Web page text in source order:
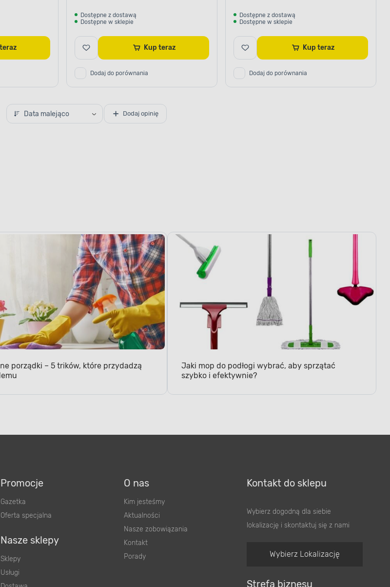
Kup teraz
Dostępne z dostawą
Dostępne w sklepie
Kup teraz
Dodaj do porównania
Dostępne z dostawą
Dostępne w sklepie
Kup teraz
Dodaj do porównania
Data malejąco Dodaj opinię
porządki – 5 trików, które przydadzą
Jaki mop do podłogi wybrać, aby sprzątać
szybko i efektywnie?
Promocje
Gazetka
Oferta specjalna
Nasze sklepy
Sklepy
Usługi
O nas
Kim jesteśmy
Aktualności
Nasze zobowiązania
Kontakt
Porady
Kontakt do sklepu
Wybierz dogodną dla siebie
lokalizację i skontaktuj się z nami
Wybierz Lokalizację
Strefa biznesu